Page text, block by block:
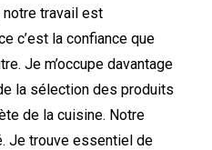
notre travail est
c’est la confiance que
Je m’occupe davantage
la sélection des produits
de la cuisine. Notre
Je trouve essentiel de